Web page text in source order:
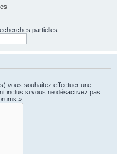
partielles.
vous souhaitez effectuer une
inclus si vous ne désactivez pas
».